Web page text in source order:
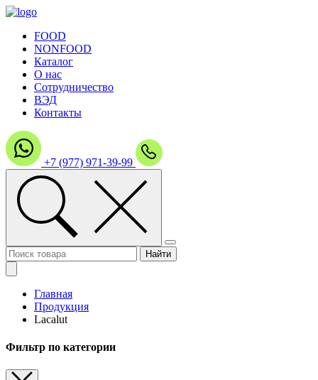
FOOD
NONFOOD
Каталог
О нас
Сотрудничество
ВЭД
Контакты
+7 (977) 971-39-99
Главная
Продукция
Lacalut
Фильтр по категории